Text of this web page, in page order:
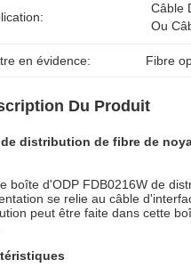
Câble
Ou
en évidence: Fibre
Du Produit
distribution de fibre de
boîte d'ODP FDB0216W de
se relie au câble
peut être faite dans cette